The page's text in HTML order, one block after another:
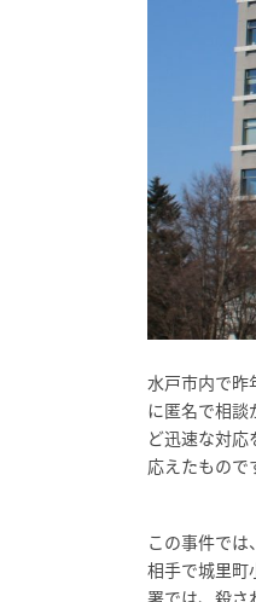
水戸市内で昨
に匿名で相談
ど迅速な対
応えたもので
この事件で
相手で城里町
署では、殺